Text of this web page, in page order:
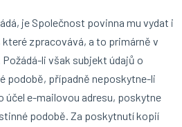
je Společnost povinna mu vydat i
zpracovává, a to primárně v
li však subjekt údajů o
podobě, případně neposkytne-li
účel e-mailovou adresu, poskytne
podobě. Za poskytnutí kopií